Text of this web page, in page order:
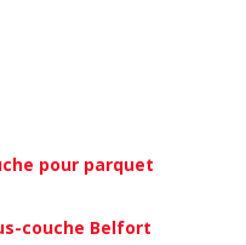
pour parquet
couche Belfort